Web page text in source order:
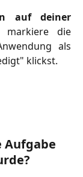
auf deiner
die
als
klickst.
Aufgabe